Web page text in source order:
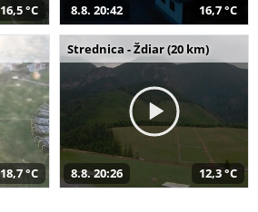
16,5 °C 8.8. 20:42 16,7 °C
18,7 °C
Strednica - Ždiar (20 km)
8.8. 20:26 12,3 °C